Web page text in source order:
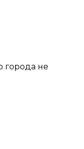
города не